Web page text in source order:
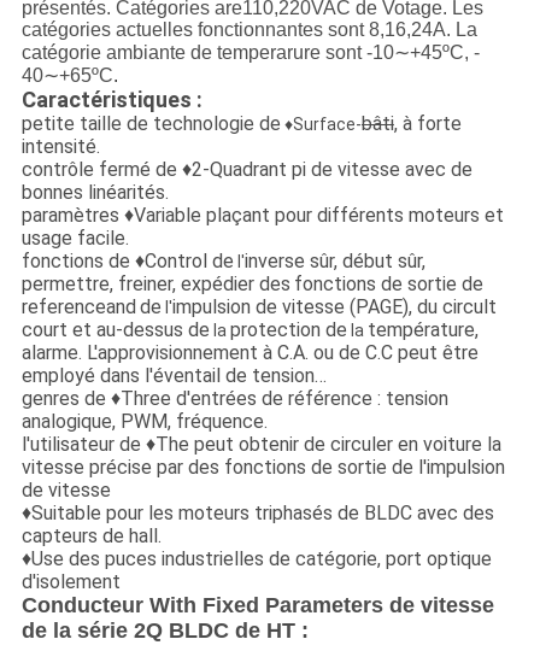
présentés. Catégories are110,220VAC de Votage. Les
catégories actuelles fonctionnantes sont 8,16,24A. La
catégorie ambiante de temperarure sont -10∼+45ºC, -
40∼+65ºC.
Caractéristiques :
petite taille de technologie de ♦Surface-bâti, à forte
intensité.
contrôle fermé de ♦2-Quadrant pi de vitesse avec de
bonnes linéarités.
paramètres ♦Variable plaçant pour différents moteurs et
usage facile.
fonctions de ♦Control de l'inverse sûr, début sûr,
permettre, freiner, expédier des fonctions de sortie de
referenceand de l'impulsion de vitesse (PAGE), du circult
court et au-dessus de laprotection de la température,
alarme. L'approvisionnement à C.A. ou de C.C peut être
employé dans l'éventail de tension…
genres de ♦Three d'entrées de référence : tension
analogique, PWM, fréquence.
l'utilisateur de ♦The peut obtenir de circuler en voiture la
vitesse précise par des fonctions de sortie de l'impulsion
de vitesse
♦Suitable pour les moteurs triphasés de BLDC avec des
capteurs de hall.
♦Use des puces industrielles de catégorie, port optique
d'isolement
Conducteur With Fixed Parameters de vitesse
de la série 2Q BLDC de HT :